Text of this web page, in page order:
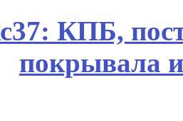
КПБ,
покрывала